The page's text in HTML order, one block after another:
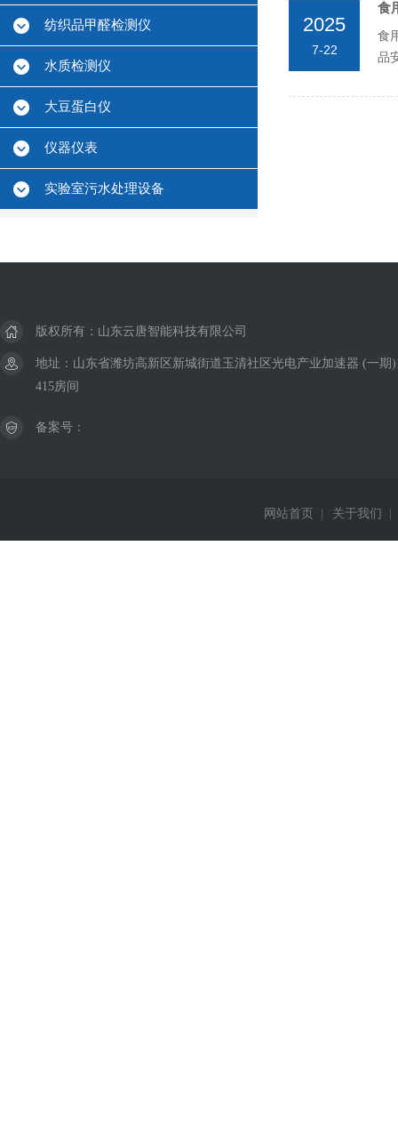
纺织品甲醛检测仪
水质检测仪
大豆蛋白仪
仪器仪表
实验室污水处理设备
2025
7-22
食
食
品
版权所有：山东云唐智能科技有限公司
地址：山东省潍坊高新区新城街道玉清社区光电产业加速器 (一期
415房间
备案号：
网站首页 关于我们